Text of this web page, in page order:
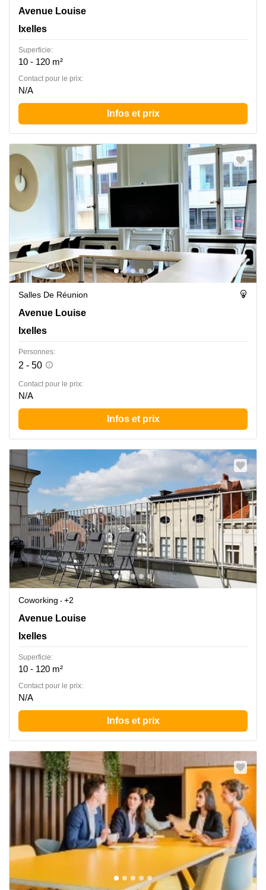
Avenue Louise 367, Ixelles
Avenue Louise
Ixelles
Superficie:
10 - 120 m²
Contact pour le prix:
N/A
Infos et prix
Salles De Réunion
Avenue Louise 367, Ixelles
Avenue Louise
Ixelles
Personnes:
2 - 50
Contact pour le prix:
N/A
Infos et prix
Coworking
+2
Avenue Louise 367, Ixelles
Avenue Louise
Ixelles
Superficie:
10 - 120 m²
Contact pour le prix:
N/A
Infos et prix